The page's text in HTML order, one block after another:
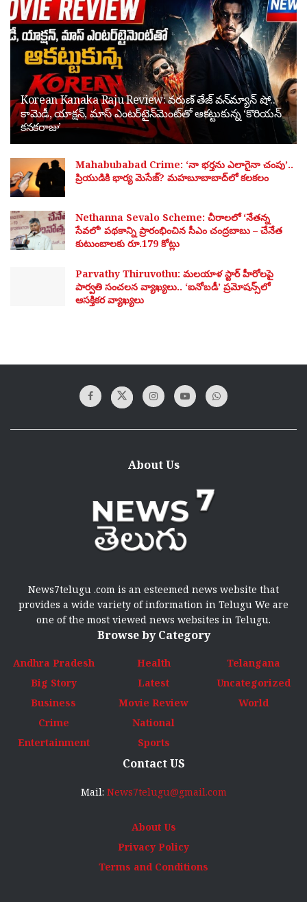
Korean Kanaka Raju Review: వరుణ్ తేజ్ వన్‌మ్యాన్ షో..
కామెడీ, యాక్షన్, మాస్ ఎంటర్‌టైన్‌మెంట్‌తో ఆకట్టుకున్న ‘కొరియన్
కనకరాజు’
Mahabubabad Crime: ‘నా భర్తను ఎలాగైనా చంపు’..
ప్రియుడికి భార్య మెసేజ్? మహబూబాబాద్‌లో కలకలం
Nethanna Sevalo Scheme: చీరాలలో ‘నేతన్న
సేవలో’ పథకాన్ని ప్రారంభించిన సీఎం చంద్రబాబు – చేనేత
కుటుంబాలకు రూ.179 కోట్లు
Parvathy Thiruvothu: మలయాళ స్టార్ హీరోలపై
పార్వతి సంచలన వ్యాఖ్యలు.. ‘ఐనోబడీ’ ప్రమోషన్స్‌లో
ఆసక్తికర వ్యాఖ్యలు
About Us
News7telugu .com is an esteemed news website that
provides a wide variety of information in Telugu We are
one of the most viewed news websites in Telugu.
Browse by Category
Andhra Pradesh
Big Story
Business
Crime
Entertainment
Health
Latest
Movie Review
National
Sports
Telangana
Uncategorized
World
Contact US
Mail: News7telugu@gmail.com
About Us
Privacy Policy
Terms and Conditions